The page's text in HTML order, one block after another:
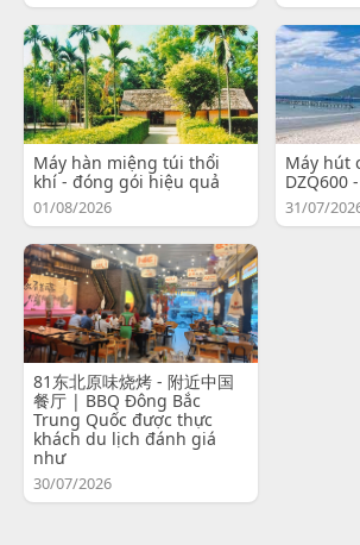
Máy hàn miệng túi thổi
khí - đóng gói hiệu quả
01/08/2026
Máy hút
DZQ600
31/07/
81东北原味烧烤 - 附近中国
餐厅 | BBQ Đông Bắc
Trung Quốc được thực
khách du lịch đánh giá
như
30/07/2026